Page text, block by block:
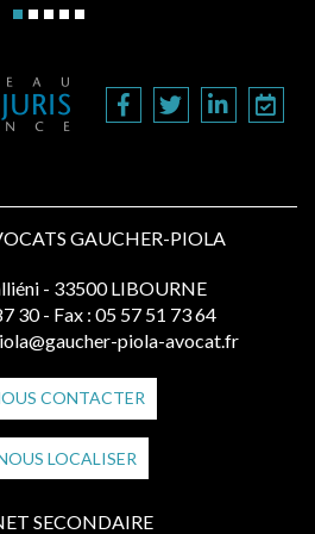
GAUCHER-PIOLA
- 33500 LIBOURNE
30 - Fax : 05 57 51 73 64
piola-avocat.fr
CONTACTER
LOCALISER
SECONDAIRE